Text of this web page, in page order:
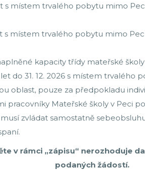
s místem trvalého pobytu mimo
s místem trvalého pobytu mimo
kapacity třídy mateřské
do 31. 12. 2026 s místem trvalého
oblast, pouze za předpokladu
pracovníky Mateřské školy v Peci
zvládat samostatně
v rámci „zápisu“ nerozhoduje
podaných žádostí.